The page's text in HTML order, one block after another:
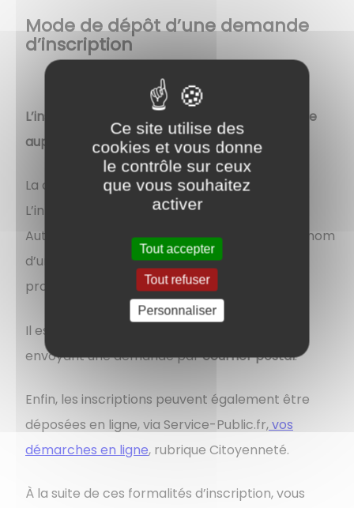
Mode de dépôt d’une demande
d’inscription
L’inscription sur les listes électorales s’effectue
auprès de la mairie.
La démarche peut être réaliséesur place
L’intéressé doit alors s’y rendre en personne.
Autrement, il peut établir une procuration au nom
d’un tiers qui se chargera d’effectuer la
procédure à sa place.
Il est également possible de s’inscrire en
envoyant une demande parcourrier postal.
Enfin, les inscriptions peuvent également être
déposées en ligne, via Service-Public.fr,vos
démarches en ligne, rubrique Citoyenneté.
À la suite de ces formalités d’inscription, vous
Ce site utilise des
cookies et vous donne
le contrôle sur ceux
que vous souhaitez
activer
Tout accepter
Tout refuser
Personnaliser